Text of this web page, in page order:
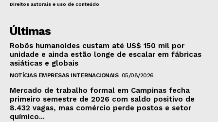
Direitos autorais e uso de conteúdo
Últimas
Robôs humanoides custam até US$ 150 mil por
unidade e ainda estão longe de escalar em fábricas
asiáticas e globais
NOTÍCIAS EMPRESAS INTERNACIONAIS 05/08/2026
Mercado de trabalho formal em Campinas fecha
primeiro semestre de 2026 com saldo positivo de
8.432 vagas, mas comércio perde postos e setor
químico...